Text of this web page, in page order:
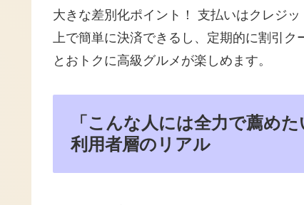
大きな差別化ポイント！ 支払いはクレジ
上で簡単に決済できるし、定期的に割引
とおトクに高級グルメが楽しめます。
「こんな人には全力で薦め
利用者層のリアル